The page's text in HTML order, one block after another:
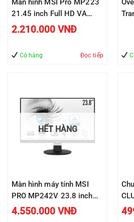
Màn hình MSI Pro MP223
21.45 inch Full HD VA
100Hz Full Viền
2.210.000 VNĐ
Có hàng Đọc tiếp
HẾT HÀNG
Màn hình máy tính MSI
PRO MP242V 23.8 inch
FHD IPS
4.550.000 VNĐ